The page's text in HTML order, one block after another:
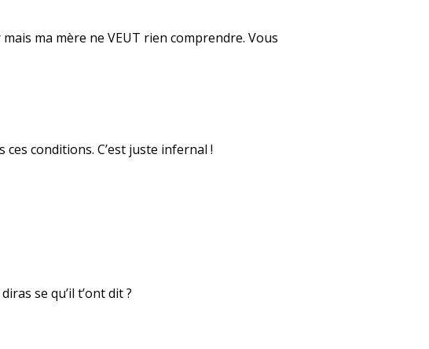
ma mère ne VEUT rien comprendre. Vous
conditions. C’est juste infernal !
se qu’il t’ont dit ?